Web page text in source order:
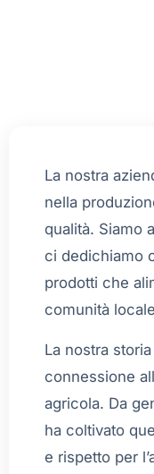
La nostra
nella
qualità. Siamo
ci dedichiamo
prodotti che
comunità
La nostra
connessione
agricola. Da
ha coltivato
e rispetto per